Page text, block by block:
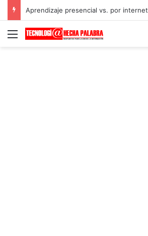
Aprendizaje presencial vs. por internet
Menú